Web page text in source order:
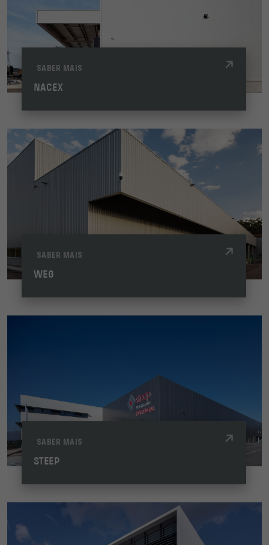
SABER MAIS
NACEX
SABER MAIS
WEG
SABER MAIS
STEEP